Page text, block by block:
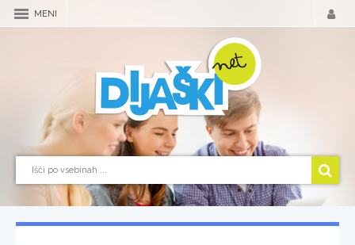
MENI